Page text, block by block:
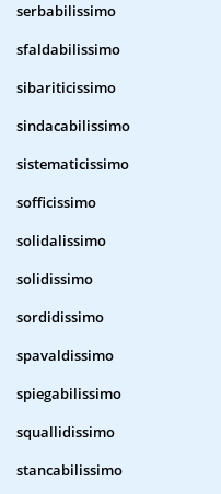
serbabilissimo
sfaldabilissimo
sibariticissimo
sindacabilissimo
sistematicissimo
sofficissimo
solidalissimo
solidissimo
sordidissimo
spavaldissimo
spiegabilissimo
squallidissimo
stancabilissimo